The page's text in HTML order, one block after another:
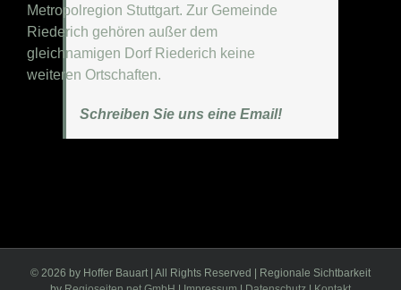
Metropolregion Stuttgart. Zur Gemeinde
Riederich gehören außer dem
gleichnamigen Dorf Riederich keine
weiteren Ortschaften.
Schreiben Sie uns eine Email!
© 2026 by Hoffer Bauart | All Rights Reserved | Regionale Sichtbarkeit